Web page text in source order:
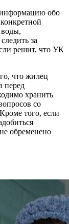
обо
за
решит, что УК
что жилец
перед
хранить
со
того, если
обременено